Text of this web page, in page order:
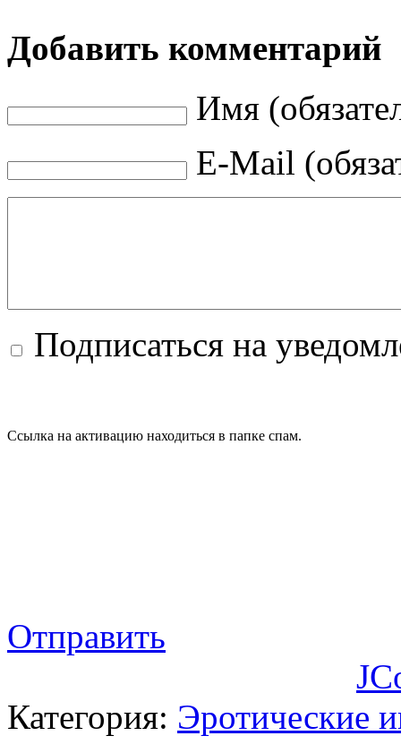
Добавить комментарий
Имя
E-Mail
Подписаться на
Ссылка на активацию находиться в папке спам.
Отправить
Категория: Эротические